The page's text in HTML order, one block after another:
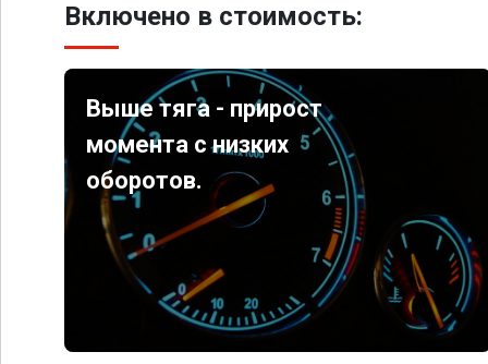
Включено в стоимость:
Выше тяга - прирост
момента с низких
оборотов.